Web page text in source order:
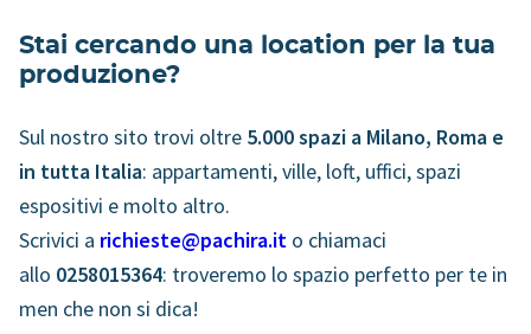
Stai cercando una location per la tua
produzione?
Sul nostro sito trovi oltre 5.000 spazi a Milano, Roma e
in tutta Italia: appartamenti, ville, loft, uffici, spazi
espositivi e molto altro.
Scrivici a richieste@pachira.it o chiamaci
allo 0258015364: troveremo lo spazio perfetto per te in
men che non si dica!